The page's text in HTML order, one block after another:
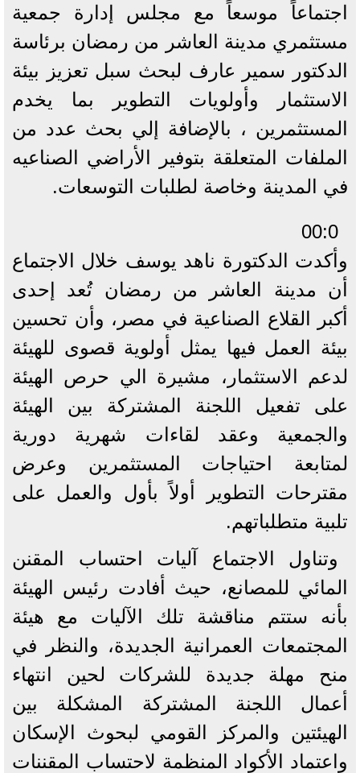
اجتماعاً موسعاً مع مجلس إدارة جمعية
مستثمري مدينة العاشر من رمضان برئاسة
الدكتور سمير عارف لبحث سبل تعزيز بيئة
الاستثمار وأولويات التطوير بما يخدم
المستثمرين ، بالإضافة إلي بحث عدد من
الملفات المتعلقة بتوفير الأراضي الصناعيه
في المدينة وخاصة لطلبات التوسعات.
00:0
وأكدت الدكتورة ناهد يوسف خلال الاجتماع
أن مدينة العاشر من رمضان تُعد إحدى
أكبر القلاع الصناعية في مصر، وأن تحسين
بيئة العمل فيها يمثل أولوية قصوى للهيئة
لدعم الاستثمار، مشيرة الي حرص الهيئة
على تفعيل اللجنة المشتركة بين الهيئة
والجمعية وعقد لقاءات شهرية دورية
لمتابعة احتياجات المستثمرين وعرض
مقترحات التطوير أولاً بأول والعمل على
تلبية متطلباتهم.
وتناول الاجتماع آليات احتساب المقنن
المائي للمصانع، حيث أفادت رئيس الهيئة
بأنه ستتم مناقشة تلك الآليات مع هيئة
المجتمعات العمرانية الجديدة، والنظر في
منح مهلة جديدة للشركات لحين انتهاء
أعمال اللجنة المشتركة المشكلة بين
الهيئتين والمركز القومي لبحوث الإسكان
واعتماد الأكواد المنظمة لاحتساب المقننات